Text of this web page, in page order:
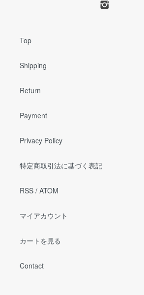
Top
Shipping
Return
Payment
Privacy Policy
特定商取引法に基づく表記
RSS / ATOM
マイアカウント
カートを見る
Contact